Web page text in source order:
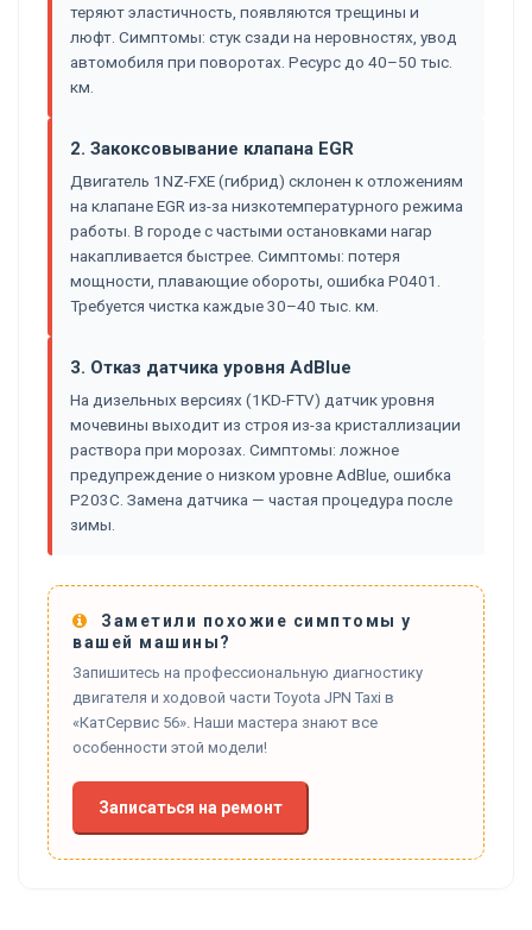
теряют эластичность, появляются трещины и
люфт. Симптомы: стук сзади на неровностях, увод
автомобиля при поворотах. Ресурс до 40–50 тыс.
км.
2. Закоксовывание клапана EGR
Двигатель 1NZ-FXE (гибрид) склонен к отложениям
на клапане EGR из-за низкотемпературного режима
работы. В городе с частыми остановками нагар
накапливается быстрее. Симптомы: потеря
мощности, плавающие обороты, ошибка P0401.
Требуется чистка каждые 30–40 тыс. км.
3. Отказ датчика уровня AdBlue
На дизельных версиях (1KD-FTV) датчик уровня
мочевины выходит из строя из-за кристаллизации
раствора при морозах. Симптомы: ложное
предупреждение о низком уровне AdBlue, ошибка
P203C. Замена датчика — частая процедура после
зимы.
Заметили похожие симптомы у
вашей машины?
Запишитесь на профессиональную диагностику
двигателя и ходовой части Toyota JPN Taxi в
«КатСервис 56». Наши мастера знают все
особенности этой модели!
Записаться на ремонт